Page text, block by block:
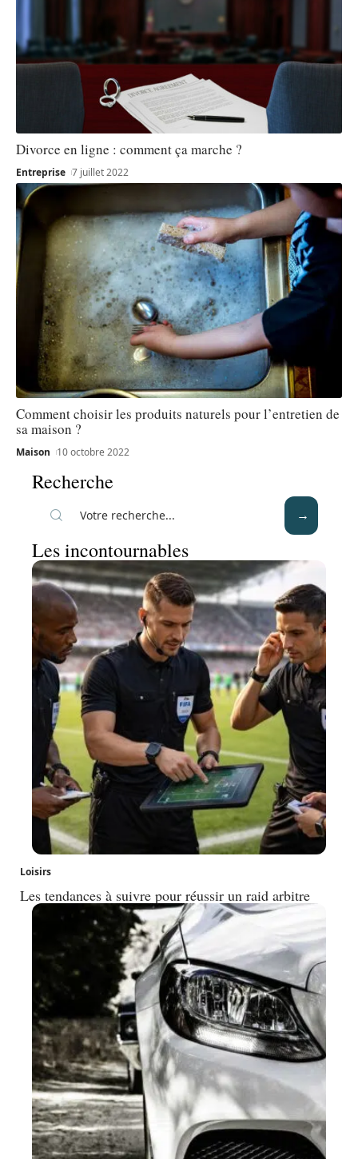
Divorce en ligne : comment ça marche ?
Entreprise 7 juillet 2022
Comment choisir les produits naturels pour l’entretien de
sa maison ?
Maison 10 octobre 2022
Recherche
Les incontournables
Loisirs
Les tendances à suivre pour réussir un raid arbitre